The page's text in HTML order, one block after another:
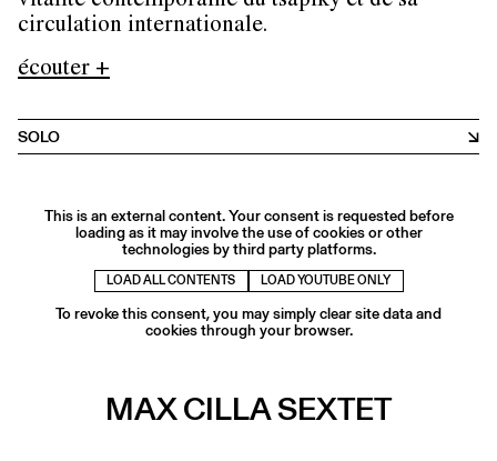
circulation internationale.
écouter +
SOLO
This is an external content. Your consent is requested before
loading as it may involve the use of cookies or other
technologies by third party platforms.
LOAD ALL CONTENTS LOAD YOUTUBE ONLY
To revoke this consent, you may simply clear site data and
cookies through your browser.
MAX CILLA SEXTET